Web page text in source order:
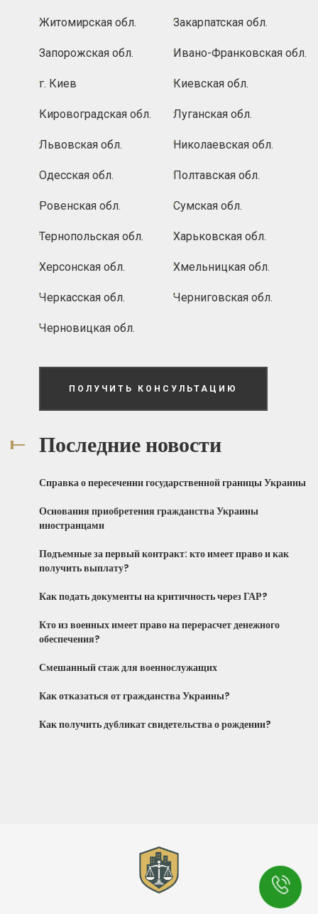
Житомирская обл. Закарпатская обл.
Запорожская обл. Ивано-Франковская обл.
г. Киев Киевская обл.
Кировоградская обл. Луганская обл.
Львовская обл. Николаевская обл.
Одесская обл. Полтавская обл.
Ровенская обл. Сумская обл.
Тернопольская обл. Харьковская обл.
Херсонская обл. Хмельницкая обл.
Черкасская обл. Черниговская обл.
Черновицкая обл.
ПОЛУЧИТЬ КОНСУЛЬТАЦИЮ
Последние новости
Справка о пересечении государственной границы Украины
Основания приобретения гражданства Украины
иностранцами
Подъемные за первый контракт: кто имеет право и как
получить выплату?
Как подать документы на критичность через ГАР?
Кто из военных имеет право на перерасчет денежного
обеспечения?
Смешанный стаж для военнослужащих
Как отказаться от гражданства Украины?
Как получить дубликат свидетельства о рождении?